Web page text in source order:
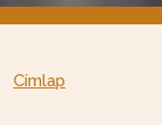
Címlap